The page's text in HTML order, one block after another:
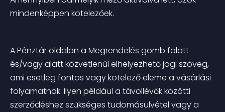
mindenképpen kötelezőek.
A Pénztár oldalon a Megrendelés gomb fölött
és/vagy alatt közvetlenül elhelyezhető jogi szöveg,
ami esetleg fontos vagy kötelező eleme a vásárlási
folyamatnak. Ilyen például a távollévők közötti
szerződéshez szükséges tudomásulvétel vagy a